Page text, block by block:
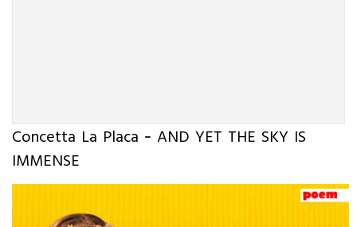
Concetta La Placa - AND YET THE SKY IS
IMMENSE